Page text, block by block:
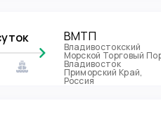
ВМТП
Владивостокский
Морской Торговый
Владивосток
Приморский Край,
Россия